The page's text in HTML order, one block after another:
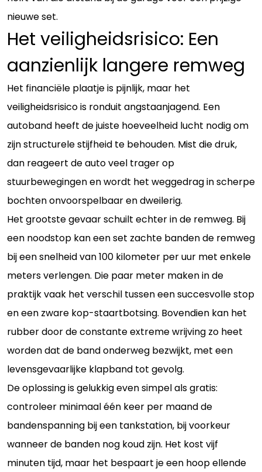
nieuwe set.
Het veiligheidsrisico: Een
aanzienlijk langere remweg
Het financiële plaatje is pijnlijk, maar het
veiligheidsrisico is ronduit angstaanjagend. Een
autoband heeft de juiste hoeveelheid lucht nodig om
zijn structurele stijfheid te behouden. Mist die druk,
dan reageert de auto veel trager op
stuurbewegingen en wordt het weggedrag in scherpe
bochten onvoorspelbaar en dweilerig.
Het grootste gevaar schuilt echter in de remweg. Bij
een noodstop kan een set zachte banden de remweg
bij een snelheid van 100 kilometer per uur met enkele
meters verlengen. Die paar meter maken in de
praktijk vaak het verschil tussen een succesvolle stop
en een zware kop-staartbotsing. Bovendien kan het
rubber door de constante extreme wrijving zo heet
worden dat de band onderweg bezwijkt, met een
levensgevaarlijke klapband tot gevolg.
De oplossing is gelukkig even simpel als gratis:
controleer minimaal één keer per maand de
bandenspanning bij een tankstation, bij voorkeur
wanneer de banden nog koud zijn. Het kost vijf
minuten tijd, maar het bespaart je een hoop ellende